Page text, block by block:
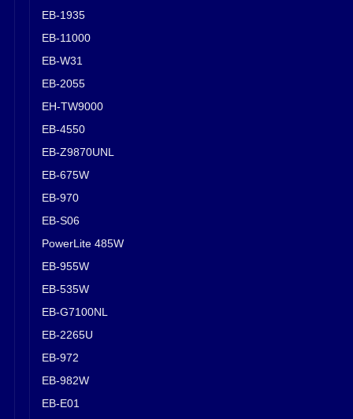
EB-1935
EB-11000
EB-W31
EB-2055
EH-TW9000
EB-4550
EB-Z9870UNL
EB-675W
EB-970
EB-S06
PowerLite 485W
EB-955W
EB-535W
EB-G7100NL
EB-2265U
EB-972
EB-982W
EB-E01